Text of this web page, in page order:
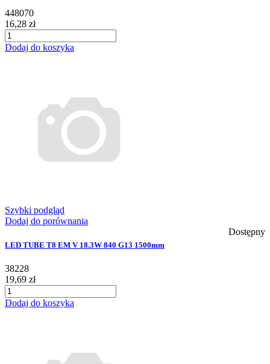
448070
16,28 zł
Dodaj do koszyka
Szybki podgląd
Dodaj do porównania
Dostępny
LED TUBE T8 EM V 18.3W 840 G13 1500mm
38228
19,69 zł
Dodaj do koszyka